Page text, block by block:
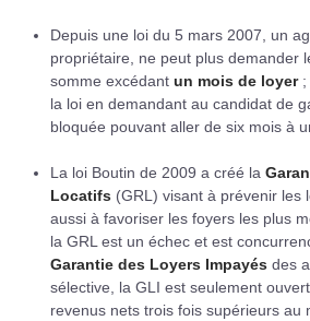
Depuis une loi du 5 mars 2007, un
propriétaire, ne peut plus demander
somme excédant un mois de loyer
la loi en demandant au candidat de
bloquée pouvant aller de six mois à
La loi Boutin de 2009 a créé la
Locatifs (GRL) visant à prévenir les
aussi à favoriser les foyers les plus
la GRL est un échec et est
Garantie des Loyers Impayés des
sélective, la GLI est seulement
revenus nets trois fois supérieurs au